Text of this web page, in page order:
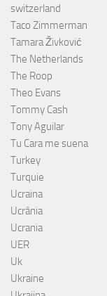
switzerland
Taco Zimmerman
Tamara Živković
The Netherlands
The Roop
Theo Evans
Tommy Cash
Tony Aguilar
Tu Cara me suena
Turkey
Turquie
Ucraina
Ucrânia
Ucrania
UER
Uk
Ukraine